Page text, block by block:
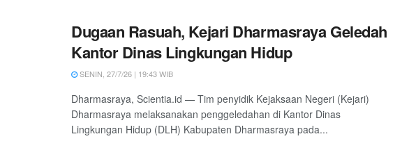
Dugaan Rasuah, Kejari Dharmasraya Geledah
Kantor Dinas Lingkungan Hidup
SENIN, 27/7/26 | 19:43 WIB
Dharmasraya, Scientia.id — Tim penyidik Kejaksaan Negeri (Kejari)
Dharmasraya melaksanakan penggeledahan di Kantor Dinas
Lingkungan Hidup (DLH) Kabupaten Dharmasraya pada...